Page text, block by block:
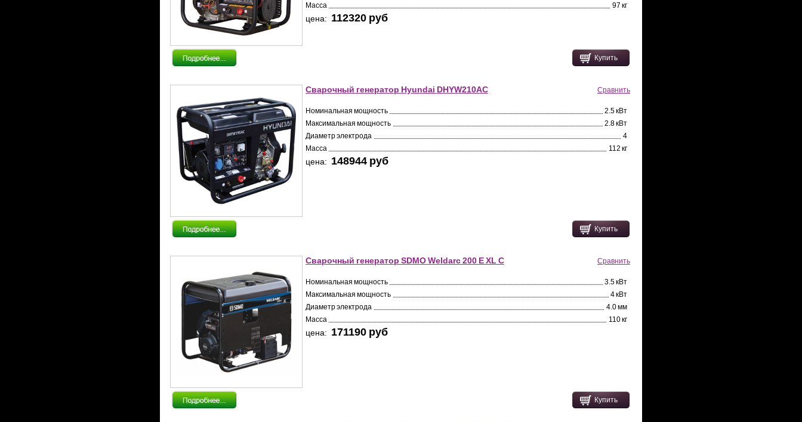
Масса
97 кг
цена: 112320 pуб
Купить
Сварочный генератор Hyundai DHYW210AC Сравнить
Номинальная мощность
2.5 кВт
Максимальная мощность
2.8 кВт
Диаметр электрода
4
Масса
112 кг
цена: 148944 pуб
Купить
Сварочный генератор SDMO Weldarc 200 E XL C Сравнить
Номинальная мощность
3.5 кВт
Максимальная мощность
4 кВт
Диаметр электрода
4.0 мм
Масса
110 кг
цена: 171190 pуб
Купить